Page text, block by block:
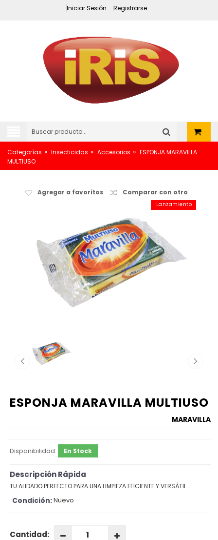
Iniciar Sesión Registrarse
Categorías » Insecticidas » Accesorios » ESPONJA MARAVILLA
MULTIUSO
Agregar a favoritos Comparar con otro
Lanzamiento
ESPONJA MARAVILLA MULTIUSO
MARAVILLA
Disponibilidad: En Stock
Descripción Rápida
TU ALIDADO PERFECTO PARA UNA LIMPIEZA EFICIENTE Y VERSÁTIL.
Condición:Nuevo
Cantidad: